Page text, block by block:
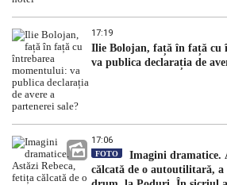
17:19
Ilie Bolojan, față în față cu
va publica declarația de
17:06
FOTO
Imagini dramatice.
călcată de o autoutilitară,